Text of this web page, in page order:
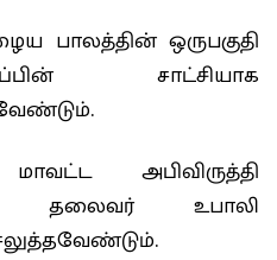
பாலத்தின் ஒருபகுதி
சாட்சியாக
அபிவிருத்தி
தலைவர் உபாலி